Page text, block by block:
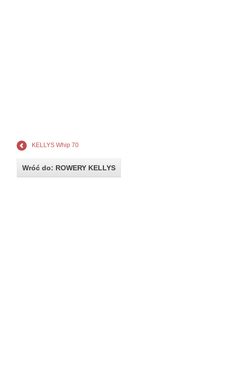
KELLYS Whip 70
Wróć do: ROWERY KELLYS